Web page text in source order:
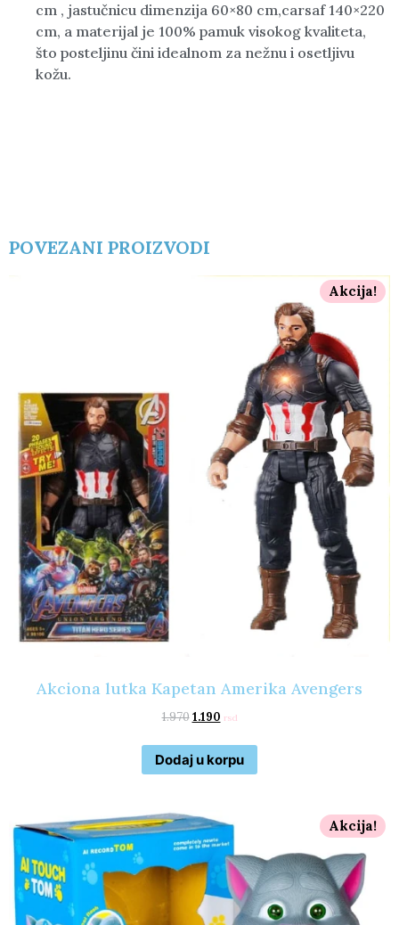
cm , jastučnicu dimenzija 60×80 cm,carsaf 140×220
cm, a materijal je 100% pamuk visokog kvaliteta,
što posteljinu čini idealnom za nežnu i osetljivu
kožu.
POVEZANI PROIZVODI
Akcija!
Akciona lutka Kapetan Amerika Avengers
1.970 1.190 rsd
Dodaj u korpu
Akcija!